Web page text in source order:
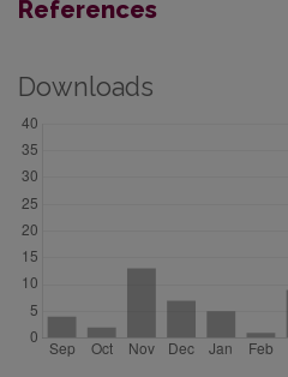
References
Downloads